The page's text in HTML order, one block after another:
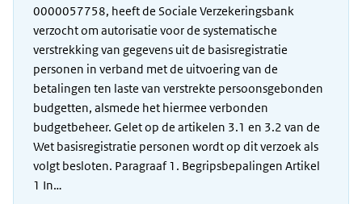
0000057758, heeft de Sociale Verzekeringsbank
verzocht om autorisatie voor de systematische
verstrekking van gegevens uit de basisregistratie
personen in verband met de uitvoering van de
betalingen ten laste van verstrekte persoonsgebonden
budgetten, alsmede het hiermee verbonden
budgetbeheer. Gelet op de artikelen 3.1 en 3.2 van de
Wet basisregistratie personen wordt op dit verzoek als
volgt besloten. Paragraaf 1. Begripsbepalingen Artikel
1 In…